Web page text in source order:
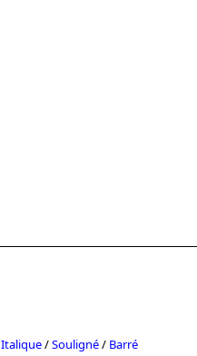
Italique/Souligné/ Barré